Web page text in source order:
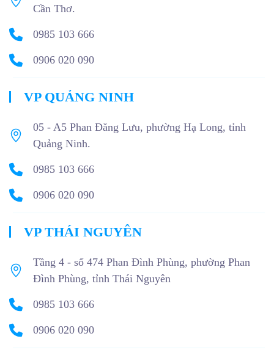
Cần Thơ.
0985 103 666
0906 020 090
VP QUẢNG NINH
05 - A5 Phan Đăng Lưu, phường Hạ Long, tỉnh
Quảng Ninh.
0985 103 666
0906 020 090
VP THÁI NGUYÊN
Tầng 4 - số 474 Phan Đình Phùng, phường Phan
Đình Phùng, tỉnh Thái Nguyên
0985 103 666
0906 020 090